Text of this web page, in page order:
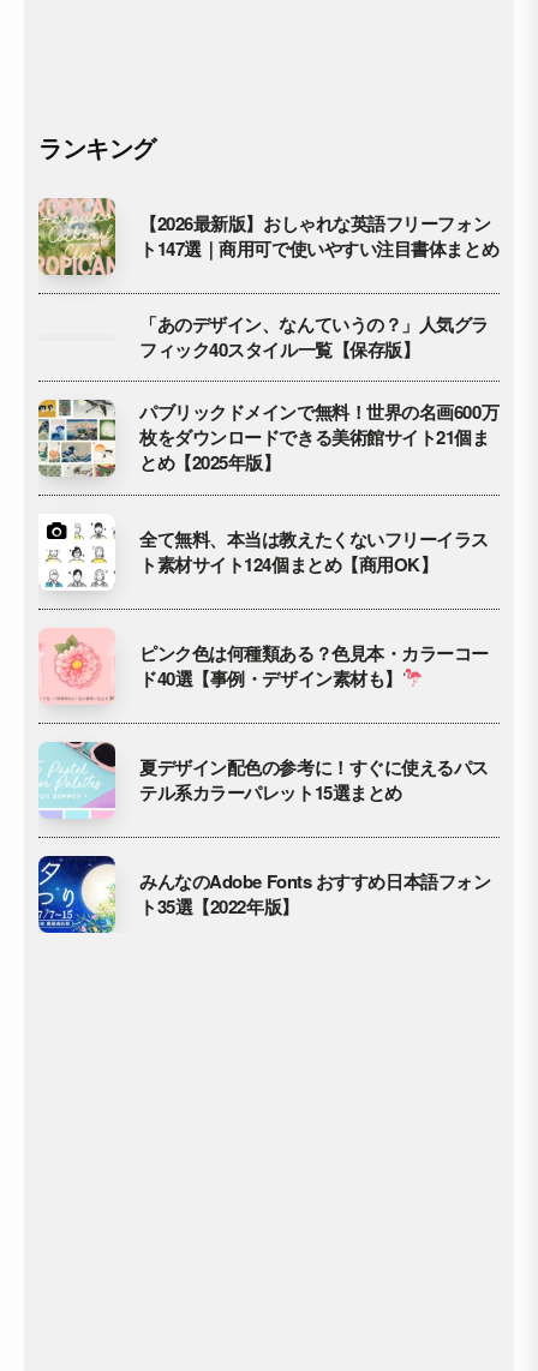
ランキング
【2026最新版】おしゃれな英語フリーフォン
ト147選｜商用可で使いやすい注目書体まとめ
「あのデザイン、なんていうの？」人気グラ
フィック40スタイル一覧【保存版】
パブリックドメインで無料！世界の名画600万
枚をダウンロードできる美術館サイト21個ま
とめ【2025年版】
全て無料、本当は教えたくないフリーイラス
ト素材サイト124個まとめ【商用OK】
ピンク色は何種類ある？色見本・カラーコー
ド40選【事例・デザイン素材も】
夏デザイン配色の参考に！すぐに使えるパス
テル系カラーパレット15選まとめ
みんなのAdobe Fonts おすすめ日本語フォン
ト35選【2022年版】